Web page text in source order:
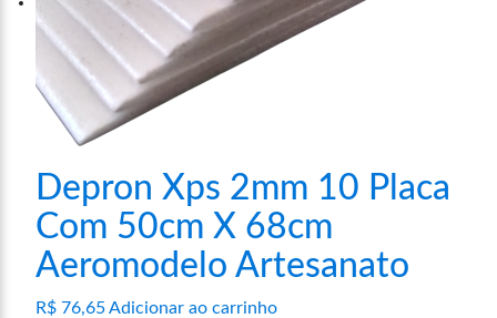
Depron Xps 2mm 10 Placa
Com 50cm X 68cm
Aeromodelo Artesanato
R$ 76,65Adicionar ao carrinho